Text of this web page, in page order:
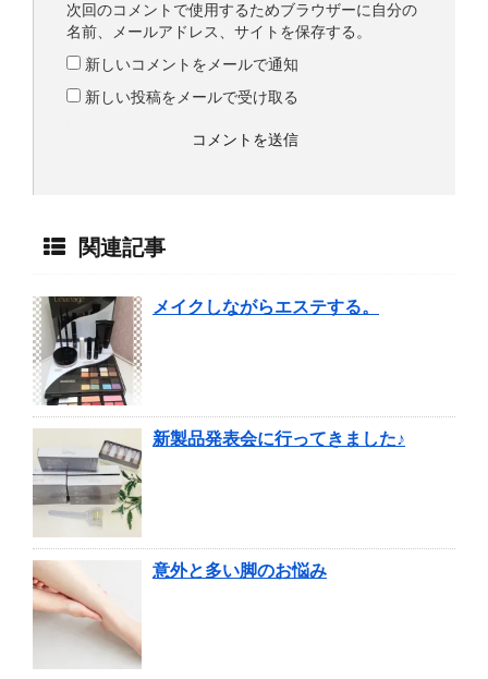
次回のコメントで使用するためブラウザーに自分の
名前、メールアドレス、サイトを保存する。
新しいコメントをメールで通知
新しい投稿をメールで受け取る
関連記事
メイクしながらエステする。
新製品発表会に行ってきました♪
意外と多い脚のお悩み